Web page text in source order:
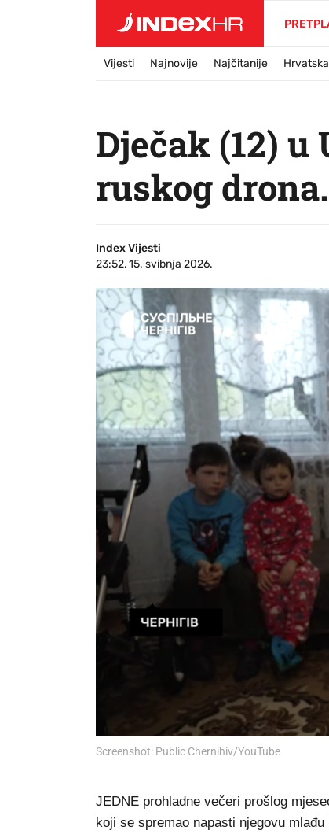
Vijesti Najnovije Najčitanije Hrvatska
Dječak (12)
ruskog
Index Vijesti
23:52, 15. svibnja 2026.
Screenshot: Public Chernihiv/YouTube
JEDNE prohladne večeri prošlog
koji se spremao napasti njegovu